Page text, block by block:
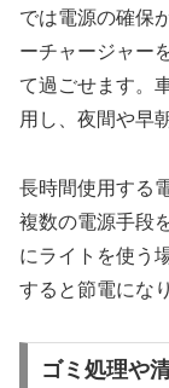
では電源の確保
ーチャージャー
て過ごせます。
用し、夜間や早
長時間使用する
複数の電源手段
にライトを使う
すると節電にな
ゴミ処理や